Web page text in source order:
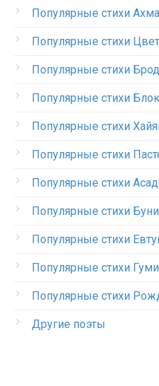
Популярные стихи
Популярные стихи
Популярные стихи
Популярные стихи
Популярные стихи
Популярные стихи
Популярные стихи
Популярные стихи
Популярные стихи
Популярные стихи
Популярные стихи
Другие поэты